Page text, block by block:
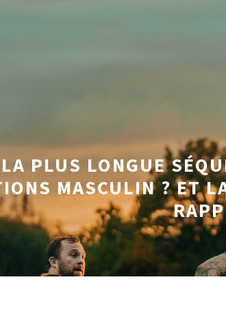
PLUS LONGUE
MASCULIN ? ET